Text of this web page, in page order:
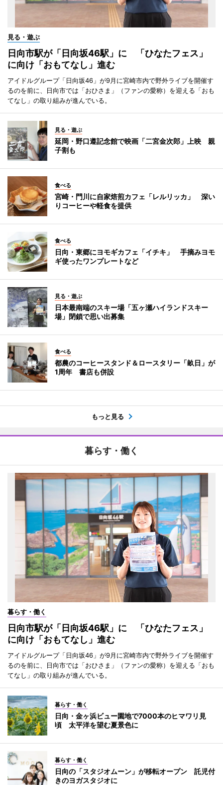
見る・遊ぶ
日向市駅が「日向坂46駅」に 「ひなたフェス」
に向け「おもてなし」進む
アイドルグループ「日向坂46」が9月に宮崎市内で野外ライブを開催す
るのを前に、日向市では「おひさま」（ファンの愛称）を迎える「おも
てなし」の取り組みが進んでいる。
見る・遊ぶ
延岡・野口遵記念館で映画「二宮金次郎」上映 親
子割も
食べる
宮崎・門川に自家焙煎カフェ「レルリッカ」 深い
りコーヒーや軽食を提供
食べる
日向・東郷にヨモギカフェ「イチキ」 手摘みヨモ
ギ使ったワンプレートなど
見る・遊ぶ
日本最南端のスキー場「五ヶ瀬ハイランドスキー
場」閉鎖で思い出募集
食べる
都農のコーヒースタンド＆ロースタリー「畝日」が
1周年 書店も併設
もっと見る
暮らす・働く
暮らす・働く
日向市駅が「日向坂46駅」に 「ひなたフェス」
に向け「おもてなし」進む
アイドルグループ「日向坂46」が9月に宮崎市内で野外ライブを開催す
るのを前に、日向市では「おひさま」（ファンの愛称）を迎える「おも
てなし」の取り組みが進んでいる。
暮らす・働く
日向・金ヶ浜ビュー園地で7000本のヒマワリ見
頃 太平洋を望む夏景色に
暮らす・働く
日向の「スタジオムーン」が移転オープン 託児付
きのヨガスタジオに